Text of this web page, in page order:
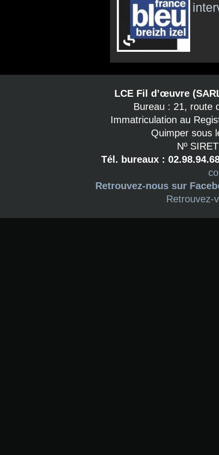
LCE Fil d’œuvre
Bureau : 21, route
Immatriculation au
Quimper sous
Nº
Tél. bureaux :
Retrouvez-nous sur
Retrouvez-